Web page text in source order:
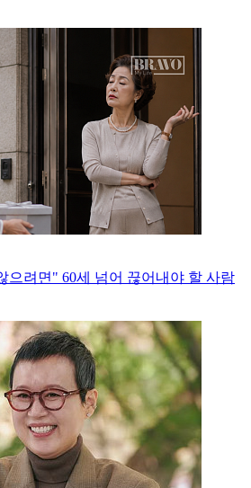
으려면" 60세 넘어 끊어내야 할 사람